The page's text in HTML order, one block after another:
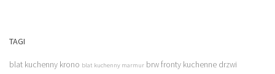
TAGI
blat kuchenny krono blat kuchenny marmur brw fronty kuchenne drzwi